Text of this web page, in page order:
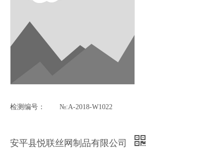
检测编号： №:A-2018-W1022
安平县悦联丝网制品有限公司